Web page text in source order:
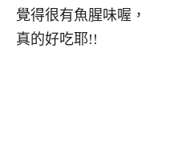
覺得很有魚腥味喔，
真的好吃耶!!